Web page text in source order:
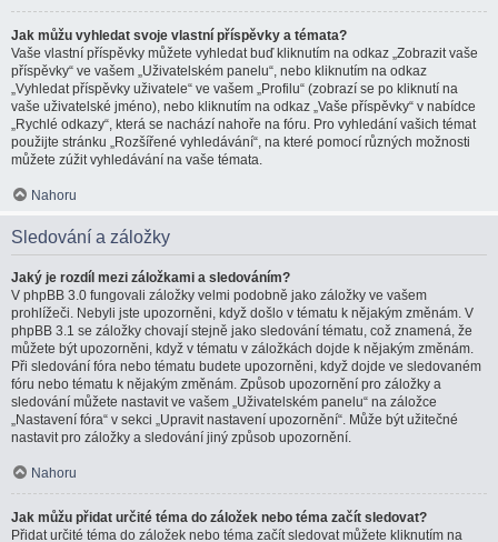
Jak můžu vyhledat svoje vlastní příspěvky a témata?
Vaše vlastní příspěvky můžete vyhledat buď kliknutím na odkaz „Zobrazit vaše
příspěvky“ ve vašem „Uživatelském panelu“, nebo kliknutím na odkaz
„Vyhledat příspěvky uživatele“ ve vašem „Profilu“ (zobrazí se po kliknutí na
vaše uživatelské jméno), nebo kliknutím na odkaz „Vaše příspěvky“ v nabídce
„Rychlé odkazy“, která se nachází nahoře na fóru. Pro vyhledání vašich témat
použijte stránku „Rozšířené vyhledávání“, na které pomocí různých možnosti
můžete zúžit vyhledávání na vaše témata.
Nahoru
Sledování a záložky
Jaký je rozdíl mezi záložkami a sledováním?
V phpBB 3.0 fungovali záložky velmi podobně jako záložky ve vašem
prohlížeči. Nebyli jste upozorněni, když došlo v tématu k nějakým změnám. V
phpBB 3.1 se záložky chovají stejně jako sledování tématu, což znamená, že
můžete být upozorněni, když v tématu v záložkách dojde k nějakým změnám.
Při sledování fóra nebo tématu budete upozorněni, když dojde ve sledovaném
fóru nebo tématu k nějakým změnám. Způsob upozornění pro záložky a
sledování můžete nastavit ve vašem „Uživatelském panelu“ na záložce
„Nastavení fóra“ v sekci „Upravit nastavení upozornění“. Může být užitečné
nastavit pro záložky a sledování jiný způsob upozornění.
Nahoru
Jak můžu přidat určité téma do záložek nebo téma začít sledovat?
Přidat určité téma do záložek nebo téma začít sledovat můžete kliknutím na